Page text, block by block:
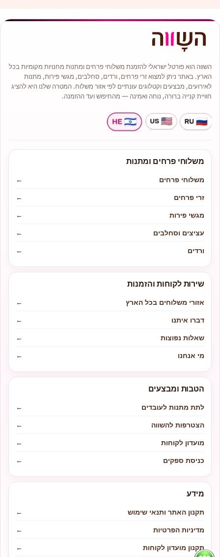
השווה הוא פורטל ישראלי להזמנת משלוחי פרחים ומתנות מחנויות מקומיות בכל
הארץ. באתר ניתן למצוא זרי פרחים, ורדים, סחלבים, מגשי פירות, מתנות
לאירועים, מבצעים וקטלוגים עונתיים לפי אזור משלוח. המטרה שלנו היא להציג
חוויית קנייה ברורה, נוחה ואמינה — מהחיפוש ועד ההזמנה.
משלוחי פרחים ומתנות
משלוחי פרחים
←
זרי פרחים
←
מגשי פירות
←
עציצים וסחלבים
←
ורדים
←
שירות לקוחות והזמנות
אזורי משלוחים בכל הארץ
←
דברו איתנו
←
שאלות נפוצות
←
מי אנחנו
←
הטבות ומבצעים
לתת מתנות לעובדים
←
הצטרפות להשווה
←
מועדון לקוחות
←
כניסת ספקים
←
מידע
תקנון האתר ותנאי שימוש
←
מדיניות הפרטיות
←
תקנון מועדון לקוחות
←